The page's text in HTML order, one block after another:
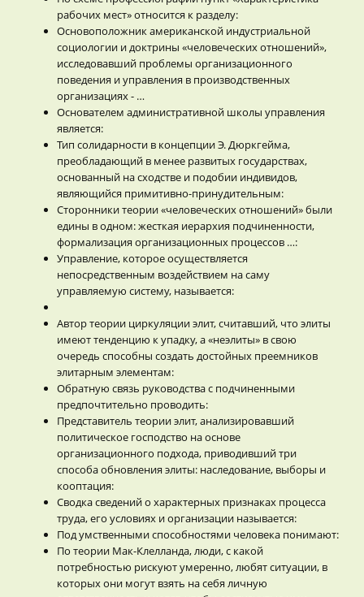
рабочих мест» относится к разделу:
Основоположник американской индустриальной
социологии и доктрины «человеческих отношений»,
исследовавший проблемы организационного
поведения и управления в производственных
организациях - …
Основателем административной школы управления
является:
Тип солидарности в концепции Э. Дюркгейма,
преобладающий в менее развитых государствах,
основанный на сходстве и подобии индивидов,
являющийся примитивно-принудительным:
Сторонники теории «человеческих отношений» были
едины в одном: жесткая иерархия подчиненности,
формализация организационных процессов …:
Управление, которое осуществляется
непосредственным воздействием на саму
управляемую систему, называется:
Автор теории циркуляции элит, считавший, что элиты
имеют тенденцию к упадку, а «неэлиты» в свою
очередь способны создать достойных преемников
элитарным элементам:
Обратную связь руководства с подчиненными
предпочтительно проводить:
Представитель теории элит, анализировавший
политическое господство на основе
организационного подхода, приводивший три
способа обновления элиты: наследование, выборы и
кооптация:
Сводка сведений о характерных признаках процесса
труда, его условиях и организации называется:
Под умственными способностями человека понимают:
По теории Мак-Клелланда, люди, с какой
потребностью рискуют умеренно, любят ситуации, в
которых они могут взять на себя личную